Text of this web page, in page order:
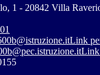
1 - 20842 Villa
Link
Link